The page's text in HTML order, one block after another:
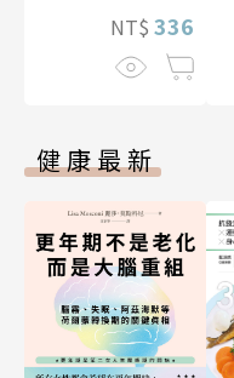
NT$ 336
健康最新